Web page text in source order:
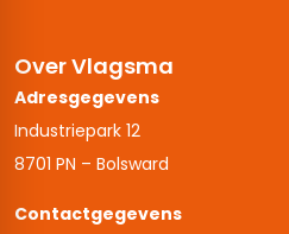
Over Vlagsma
Adresgegevens
Industriepark 12
8701 PN – Bolsward
Contactgegevens